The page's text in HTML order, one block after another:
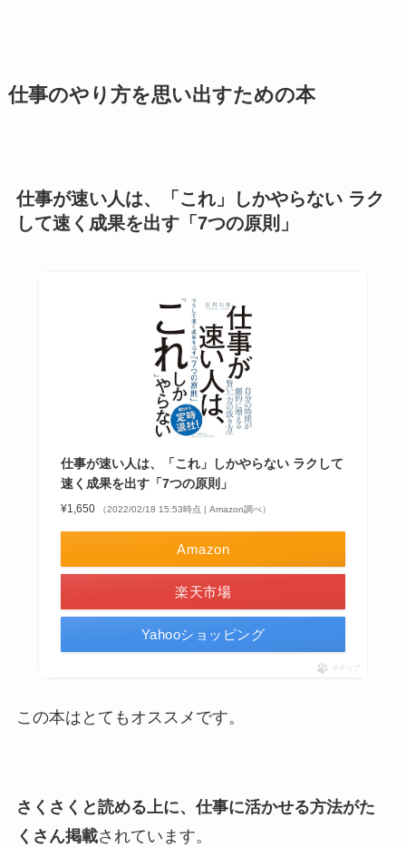
仕事のやり方を思い出すための本
仕事が速い人は、「これ」しかやらない ラク
して速く成果を出す「7つの原則」
仕事が速い人は、「これ」しかやらない ラクして
速く成果を出す「7つの原則」
¥1,650 （2022/02/18 15:53時点 | Amazon調べ）
Amazon
楽天市場
Yahooショッピング
ポチップ
この本はとてもオススメです。
さくさくと読める上に、仕事に活かせる方法がた
くさん掲載されています。